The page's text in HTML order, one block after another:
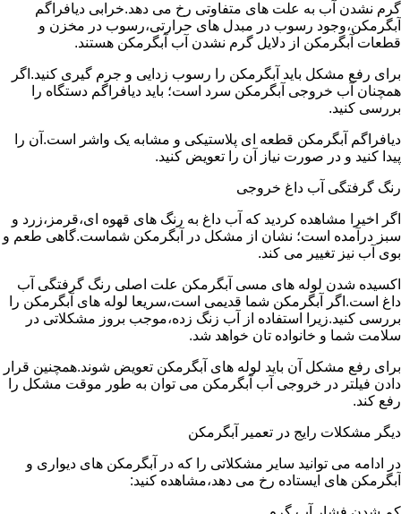
گرم نشدن آب به علت های متفاوتی رخ می دهد.خرابی دیافراگم
آبگرمکن،وجود رسوب در مبدل های حرارتی،رسوب در مخزن و
قطعات آبگرمکن از دلایل گرم نشدن آب آبگرمکن هستند.
برای رفع مشکل باید آبگرمکن را رسوب زدایی و جرم گیری کنید.اگر
همچنان آب خروجی آبگرمکن سرد است؛ باید دیافراگم دستگاه را
بررسی کنید.
دیافراگم آبگرمکن قطعه ای پلاستیکی و مشابه یک واشر است.آن را
پیدا کنید و در صورت نیاز آن را تعویض کنید.
رنگ گرفتگی آب داغ خروجی
اگر اخیرا مشاهده کردید که آب داغ به رنگ های قهوه ای،قرمز،زرد و
سبز درآمده است؛ نشان از مشکل در آبگرمکن شماست.گاهی طعم و
بوی آب نیز تغییر می کند.
اکسیده شدن لوله های مسی آبگرمکن علت اصلی رنگ گرفتگی آب
داغ است.اگر آبگرمکن شما قدیمی است،سریعا لوله های آبگرمکن را
بررسی کنید.زیرا استفاده از آب زنگ زده،موجب بروز مشکلاتی در
سلامت شما و خانواده تان خواهد شد.
برای رفع مشکل آن باید لوله های آبگرمکن تعویض شوند.همچنین قرار
دادن فیلتر در خروجی آب آبگرمکن می توان به طور موقت مشکل را
رفع کند.
دیگر مشکلات رایج در تعمیر آبگرمکن
در ادامه می توانید سایر مشکلاتی را که در آبگرمکن های دیواری و
آبگرمکن های ایستاده رخ می دهد،مشاهده کنید: